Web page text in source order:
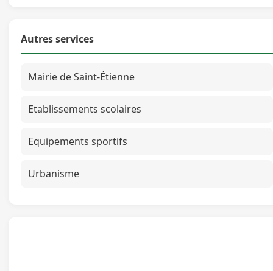
Autres services
Mairie de Saint-Étienne
Etablissements scolaires
Equipements sportifs
Urbanisme